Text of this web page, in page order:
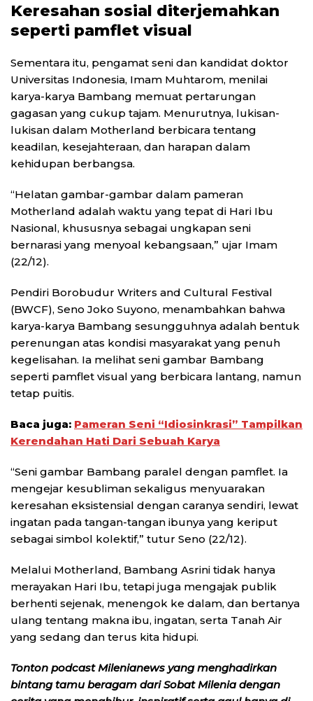
Keresahan sosial diterjemahkan
seperti pamflet visual
Sementara itu, pengamat seni dan kandidat doktor
Universitas Indonesia, Imam Muhtarom, menilai
karya-karya Bambang memuat pertarungan
gagasan yang cukup tajam. Menurutnya, lukisan-
lukisan dalam Motherland berbicara tentang
keadilan, kesejahteraan, dan harapan dalam
kehidupan berbangsa.
“Helatan gambar-gambar dalam pameran
Motherland adalah waktu yang tepat di Hari Ibu
Nasional, khususnya sebagai ungkapan seni
bernarasi yang menyoal kebangsaan,” ujar Imam
(22/12).
Pendiri Borobudur Writers and Cultural Festival
(BWCF), Seno Joko Suyono, menambahkan bahwa
karya-karya Bambang sesungguhnya adalah bentuk
perenungan atas kondisi masyarakat yang penuh
kegelisahan. Ia melihat seni gambar Bambang
seperti pamflet visual yang berbicara lantang, namun
tetap puitis.
Baca juga: Pameran Seni “Idiosinkrasi” Tampilkan
Kerendahan Hati Dari Sebuah Karya
“Seni gambar Bambang paralel dengan pamflet. Ia
mengejar kesubliman sekaligus menyuarakan
keresahan eksistensial dengan caranya sendiri, lewat
ingatan pada tangan-tangan ibunya yang keriput
sebagai simbol kolektif,” tutur Seno (22/12).
Melalui Motherland, Bambang Asrini tidak hanya
merayakan Hari Ibu, tetapi juga mengajak publik
berhenti sejenak, menengok ke dalam, dan bertanya
ulang tentang makna ibu, ingatan, serta Tanah Air
yang sedang dan terus kita hidupi.
Tonton podcast Milenianews yang menghadirkan
bintang tamu beragam dari Sobat Milenia dengan